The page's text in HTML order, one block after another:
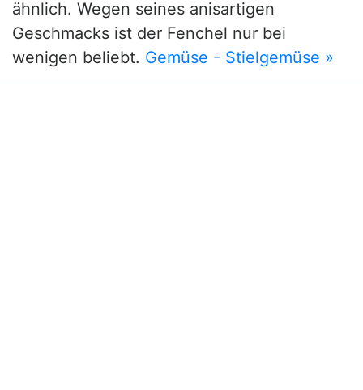
ähnlich. Wegen seines anisartigen
Geschmacks ist der Fenchel nur bei
wenigen beliebt. Gemüse - Stielgemüse »